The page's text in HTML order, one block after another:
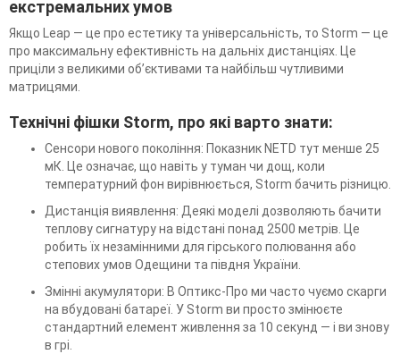
екстремальних умов
Якщо Leap — це про естетику та універсальність, то Storm — це
про максимальну ефективність на дальніх дистанціях. Це
приціли з великими об’єктивами та найбільш чутливими
матрицями.
Технічні фішки Storm, про які варто знати:
Сенсори нового покоління: Показник NETD тут менше 25
мК. Це означає, що навіть у туман чи дощ, коли
температурний фон вирівнюється, Storm бачить різницю.
Дистанція виявлення: Деякі моделі дозволяють бачити
теплову сигнатуру на відстані понад 2500 метрів. Це
робить їх незамінними для гірського полювання або
степових умов Одещини та півдня України.
Змінні акумулятори: В Оптикс-Про ми часто чуємо скарги
на вбудовані батареї. У Storm ви просто змінюєте
стандартний елемент живлення за 10 секунд — і ви знову
в грі.